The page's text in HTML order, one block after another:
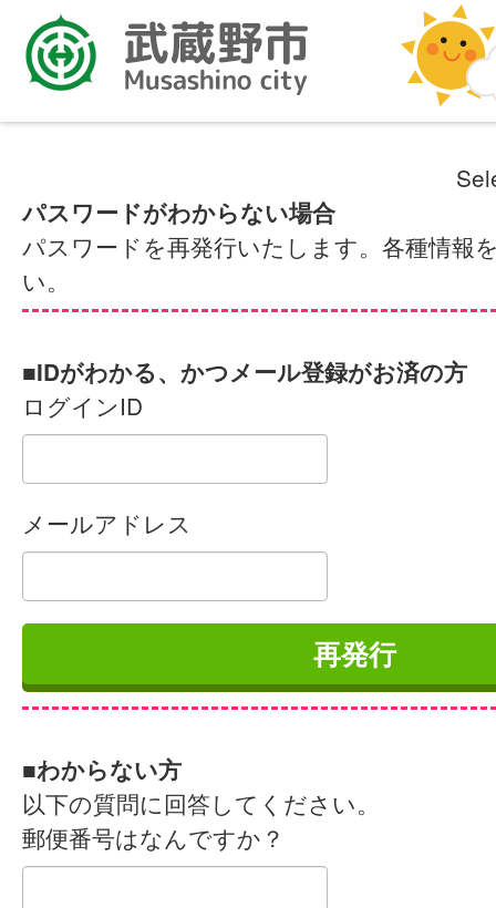
パスワードがわからない場合
パスワードを再発行いたします。各種情報
い。
■IDがわかる、かつメール登録がお済の方
ログインID
メールアドレス
■わからない方
以下の質問に回答してください。
郵便番号はなんですか？